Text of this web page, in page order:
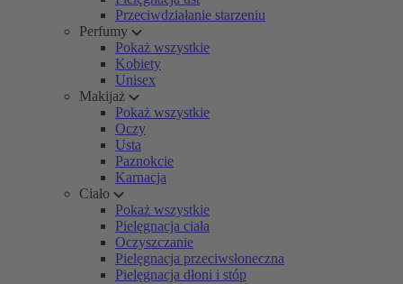
Przeciwdziałanie starzeniu
Perfumy
Pokaż wszystkie
Kobiety
Unisex
Makijaż
Pokaż wszystkie
Oczy
Usta
Paznokcie
Karnacja
Ciało
Pokaż wszystkie
Pielęgnacja ciała
Oczyszczanie
Pielęgnacja przeciwsłoneczna
Pielęgnacja dłoni i stóp